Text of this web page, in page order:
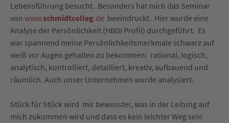
Lebensführung besucht. Besonders hat mich das Seminar
von www.schmidtcolleg.de beeindruckt . Hier wurde eine
Analyse der Persönlichkeit (HBDI Profil) durchgeführt. Es
war spannend meine Persönlichkeitsmerkmale schwarz auf
weiß vor Augen gehalten zu bekommen: rational, logisch,
analytisch, kontrolliert, detailliert, kreativ, aufbauend und
räumlich. Auch unser Unternehmen wurde analysiert.
Stück für Stück wird mir bewusster, was in der Leitung auf
mich zukommen wird und dass es kein leichter Weg sein